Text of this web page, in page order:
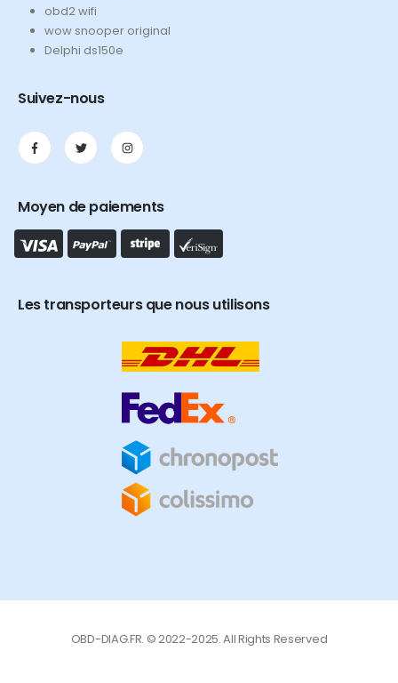
obd2 wifi
wow snooper original
Delphi ds150e
Suivez-nous
Moyen de paiements
Les transporteurs que nous utilisons
OBD-DIAG.FR. © 2022-2025. All Rights Reserved